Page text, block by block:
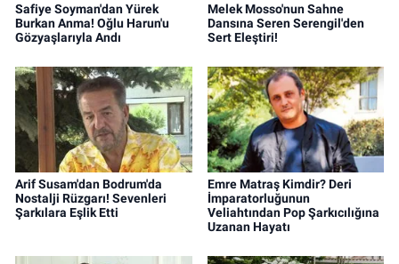
Safiye Soyman'dan Yürek
Burkan Anma! Oğlu Harun'u
Gözyaşlarıyla Andı
Melek Mosso'nun Sahne
Dansına Seren Serengil'den
Sert Eleştiri!
Arif Susam'dan Bodrum'da
Nostalji Rüzgarı! Sevenleri
Şarkılara Eşlik Etti
Emre Matraş Kimdir? Deri
İmparatorluğunun
Veliahtından Pop Şarkıcılığına
Uzanan Hayatı